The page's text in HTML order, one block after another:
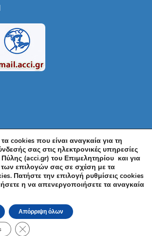
Βιομηχανικό Επιμελητήριο Αθηνών 2026 |
10671, Αθήνα, Τηλ: +30 210 3604815, e-mail:
info@acci.gr
Ασφάλειας|Πολιτική Απορρήτου
Προσβασιμότητας
cookies που είναι αναγκαία για τη
σας στις ηλεκτρονικές υπηρεσίες
Πύλης (acci.gr) του Επιμελητηρίου και για
επιλογών σας σε σχέση με τα
Πατήστε την επιλογή ρυθμίσεις cookies
η να απενεργοποιήσετε τα αναγκαία
Απόρριψη όλων
Κλείσιμο του Cookie banner για το GDPR